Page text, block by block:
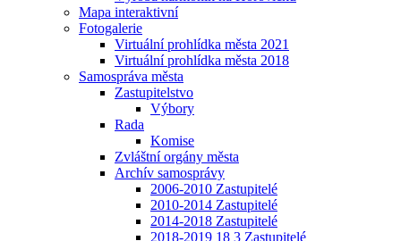
Mapa interaktivní
Fotogalerie
Virtuální prohlídka města 2021
Virtuální prohlídka města 2018
Samospráva města
Zastupitelstvo
Výbory
Rada
Komise
Zvláštní orgány města
Archív samosprávy
2006-2010 Zastupitelé
2010-2014 Zastupitelé
2014-2018 Zastupitelé
2018-2019 18 3 Zastupitelé